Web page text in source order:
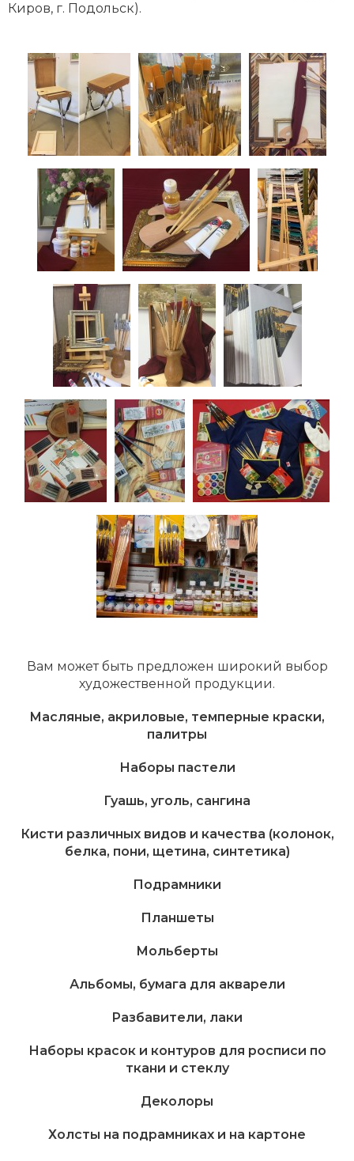
Киров, г. Подольск).
Вам может быть предложен широкий выбор
художественной продукции.
Масляные, акриловые, темперные краски,
палитры
Наборы пастели
Гуашь, уголь, сангина
Кисти различных видов и качества (колонок,
белка, пони, щетина, синтетика)
Подрамники
Планшеты
Мольберты
Альбомы, бумага для акварели
Разбавители, лаки
Наборы красок и контуров для росписи по
ткани и стеклу
Деколоры
Холсты на подрамниках и на картоне